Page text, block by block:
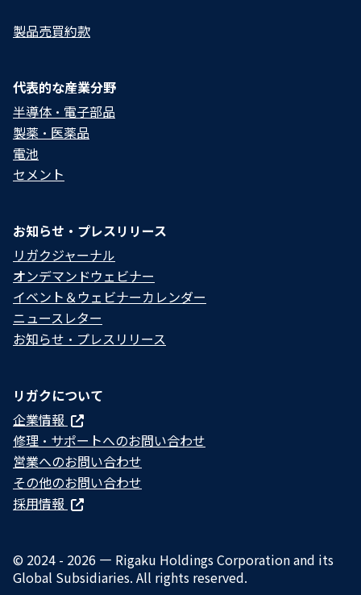
製品売買約款
代表的な産業分野
半導体・電子部品
製薬・医薬品
電池
セメント
お知らせ・プレスリリース
リガクジャーナル
オンデマンドウェビナー
イベント＆ウェビナーカレンダー
ニュースレター
お知らせ・プレスリリース
リガクについて
企業情報
修理・サポートへのお問い合わせ
営業へのお問い合わせ
その他のお問い合わせ
採用情報
© 2024 - 2026 — Rigaku Holdings Corporation and its
Global Subsidiaries. All rights reserved.